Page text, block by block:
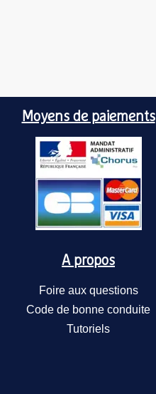
Moyens de paiements
A propos
Foire aux questions
Code de bonne conduite
Tutoriels